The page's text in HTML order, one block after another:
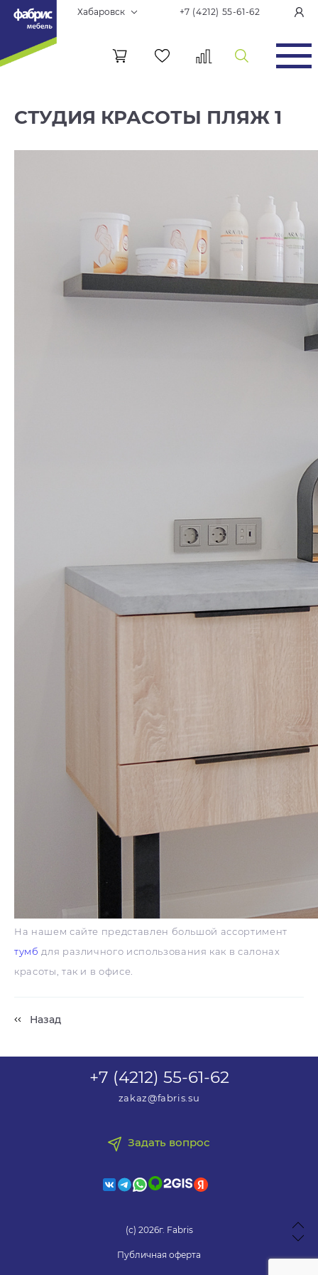
Хабаровск +7 (4212) 55-61-62
СТУДИЯ КРАСОТЫ ПЛЯЖ 1
На нашем сайте представлен большой ассортимент
тумб для различного использования как в салонах
красоты, так и в офисе.
Назад
+7 (4212) 55-61-62
zakaz@fabris.su
Задать вопрос
(с) 2026г. Fabris
Публичная оферта